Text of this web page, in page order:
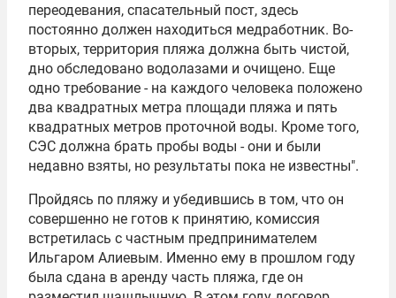
переодевания, спасательный пост, здесь
постоянно должен находиться медработник. Во-
вторых, территория пляжа должна быть чистой,
дно обследовано водолазами и очищено. Еще
одно требование - на каждого человека положено
два квадратных метра площади пляжа и пять
квадратных метров проточной воды. Кроме того,
СЭС должна брать пробы воды - они и были
недавно взяты, но результаты пока не известны".
Пройдясь по пляжу и убедившись в том, что он
совершенно не готов к принятию, комиссия
встретилась с частным предпринимателем
Ильгаром Алиевым. Именно ему в прошлом году
была сдана в аренду часть пляжа, где он